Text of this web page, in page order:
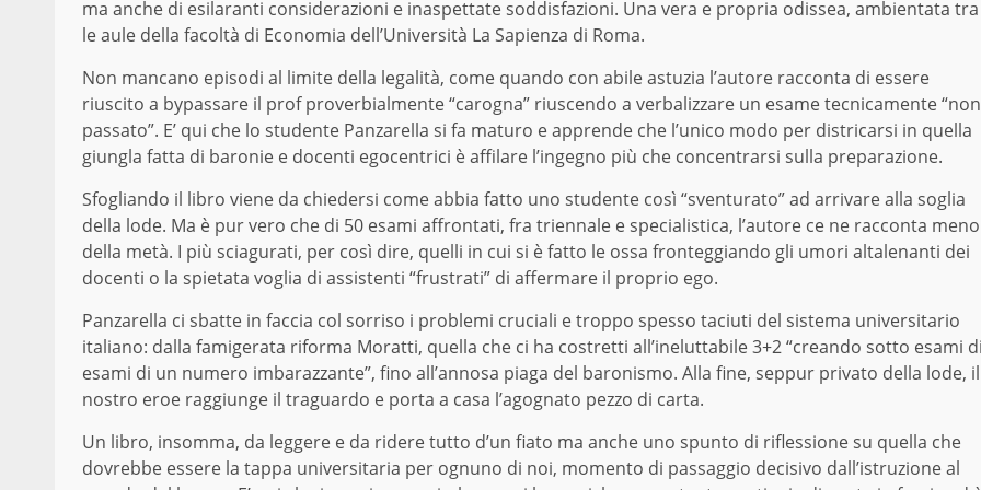
ma anche di esilaranti considerazioni e inaspettate soddisfazioni. Una vera e propria odissea, ambientata tra
le aule della facoltà di Economia dell’Università La Sapienza di Roma.
Non mancano episodi al limite della legalità, come quando con abile astuzia l’autore racconta di essere
riuscito a bypassare il prof proverbialmente “carogna” riuscendo a verbalizzare un esame tecnicamente “non
passato”. E’ qui che lo studente Panzarella si fa maturo e apprende che l’unico modo per districarsi in quella
giungla fatta di baronie e docenti egocentrici è affilare l’ingegno più che concentrarsi sulla preparazione.
Sfogliando il libro viene da chiedersi come abbia fatto uno studente così “sventurato” ad arrivare alla soglia
della lode. Ma è pur vero che di 50 esami affrontati, fra triennale e specialistica, l’autore ce ne racconta meno
della metà. I più sciagurati, per così dire, quelli in cui si è fatto le ossa fronteggiando gli umori altalenanti dei
docenti o la spietata voglia di assistenti “frustrati” di affermare il proprio ego.
Panzarella ci sbatte in faccia col sorriso i problemi cruciali e troppo spesso taciuti del sistema universitario
italiano: dalla famigerata riforma Moratti, quella che ci ha costretti all’ineluttabile 3+2 “creando sotto esami
esami di un numero imbarazzante”, fino all’annosa piaga del baronismo. Alla fine, seppur privato della lode, il
nostro eroe raggiunge il traguardo e porta a casa l’agognato pezzo di carta.
Un libro, insomma, da leggere e da ridere tutto d’un fiato ma anche uno spunto di riflessione su quella che
dovrebbe essere la tappa universitaria per ognuno di noi, momento di passaggio decisivo dall’istruzione al